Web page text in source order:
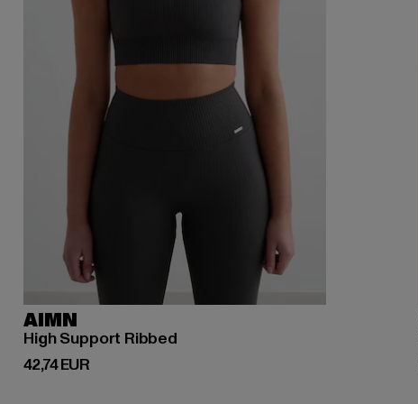
AIMN
High Support Ribbed
42,74 EUR
Prix courant: 42,74 EUR